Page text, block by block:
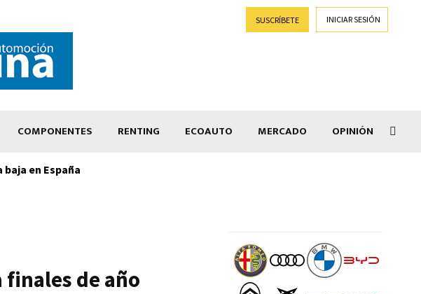
SUSCRÍBETE INICIAR SESIÓN
COMPONENTES RENTING ECOAUTO MERCADO OPINIÓN
en España
finales de año